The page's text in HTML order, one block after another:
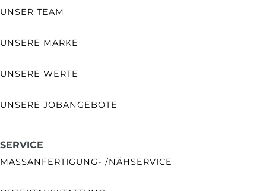
UNSER TEAM
UNSERE MARKE
UNSERE WERTE
UNSERE JOBANGEBOTE
SERVICE
MASSANFERTIGUNG- /NÄHSERVICE